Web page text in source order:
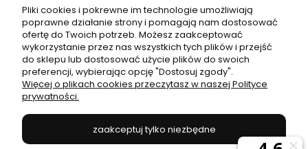
Płatności i dostawa
Informacje
Pliki cookies i pokrewne im technologie umożliwiają
poprawne działanie strony i pomagają nam dostosować
ofertę do Twoich potrzeb. Możesz zaakceptować
wykorzystanie przez nas wszystkich tych plików i przejść
do sklepu lub dostosować użycie plików do swoich
preferencji, wybierając opcję "Dostosuj zgody".
Więcej o plikach cookies przeczytasz w naszej Polityce
prywatności.
zaakceptuj tylko niezbędne